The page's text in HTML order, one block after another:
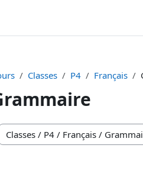
Classes P4 Français
de cours